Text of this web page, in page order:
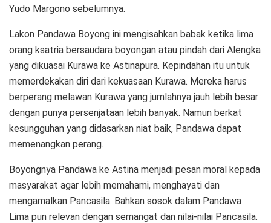
Yudo Margono sebelumnya.
Lakon Pandawa Boyong ini mengisahkan babak ketika lima
orang ksatria bersaudara boyongan atau pindah dari Alengka
yang dikuasai Kurawa ke Astinapura. Kepindahan itu untuk
memerdekakan diri dari kekuasaan Kurawa. Mereka harus
berperang melawan Kurawa yang jumlahnya jauh lebih besar
dengan punya persenjataan lebih banyak. Namun berkat
kesungguhan yang didasarkan niat baik, Pandawa dapat
memenangkan perang.
Boyongnya Pandawa ke Astina menjadi pesan moral kepada
masyarakat agar lebih memahami, menghayati dan
mengamalkan Pancasila. Bahkan sosok dalam Pandawa
Lima pun relevan dengan semangat dan nilai-nilai Pancasila.